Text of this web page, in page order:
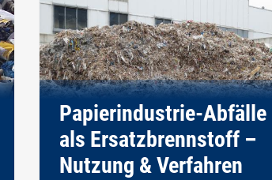
Papierindustrie-Abfälle
als Ersatzbrennstoff –
Nutzung & Verfahren